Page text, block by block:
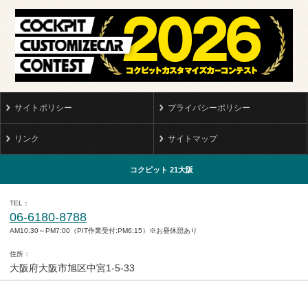
サイトポリシー プライバシーポリシー
リンク サイトマップ
コクピット 21大阪
TEL
06-6180-8788
AM10:30～PM7:00（PIT作業受付:PM6:15）※お昼休憩あり
住所
大阪府大阪市旭区中宮1-5-33